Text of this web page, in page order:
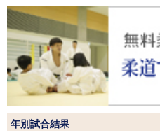
年別試合結果